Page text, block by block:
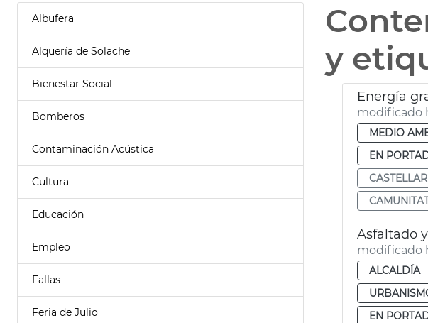
Albufera
Alquería de Solache
Bienestar Social
Bomberos
Contaminación Acústica
Cultura
Educación
Empleo
Fallas
Feria de Julio
y
Energía
modificado
MEDIO
EN
Asfaltado
modificado
ALCALDÍA
EN